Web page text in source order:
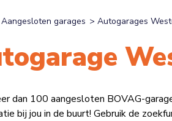
Aangesloten garages Autogarages
dan 100 aangesloten BOVAG-
bij jou in de buurt! Gebruik de